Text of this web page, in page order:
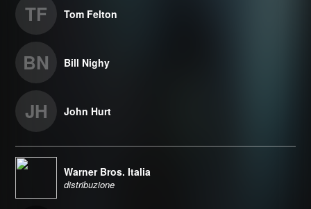
TF Tom Felton
BN Bill Nighy
JH John Hurt
Warner Bros. Italia
distribuzione